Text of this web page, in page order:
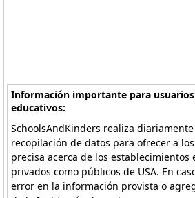
Información importante para
educativos:
SchoolsAndKinders realiza
recopilación de datos para ofrecer a
precisa acerca de los establecimientos
privados como públicos de USA. En
error en la información provista o